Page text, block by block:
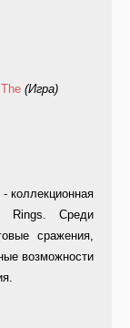
(Игра)
коллекционная
Среди
сражения,
возможности